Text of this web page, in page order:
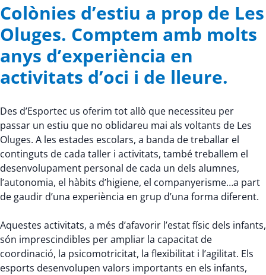
Colònies d’estiu a prop de Les
Oluges. Comptem amb molts
anys d’experiència en
activitats d’oci i de lleure.
Des d’Esportec us oferim tot allò que necessiteu per
passar un estiu que no oblidareu mai als voltants de Les
Oluges. A les estades escolars, a banda de treballar el
continguts de cada taller i activitats, també treballem el
desenvolupament personal de cada un dels alumnes,
l’autonomia, el hàbits d’higiene, el companyerisme…a part
de gaudir d’una experiència en grup d’una forma diferent.
Aquestes activitats, a més d’afavorir l’estat físic dels infants,
són imprescindibles per ampliar la capacitat de
coordinació, la psicomotricitat, la flexibilitat i l’agilitat. Els
esports desenvolupen valors importants en els infants,